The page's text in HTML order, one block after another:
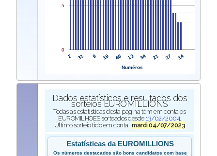
2 31 9 19 46 12 34 21 27 14
0
5
Numéros
Dados estatísticos e resultados dos
sorteios EUROMILLIONS
Todas as estatísticas desta página têm em conta os
EUROMILHÕES sorteados desde 13/02/2004.
Último sorteio tido em conta :mardi 04/07/2023
Estatísticas da EUROMILLIONS
Os números destacados são bons candidatos com base